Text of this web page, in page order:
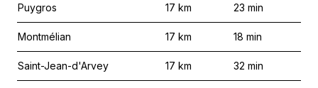
Puygros 17 km 23 min
Montmélian 17 km 18 min
Saint-Jean-d'Arvey 17 km 32 min